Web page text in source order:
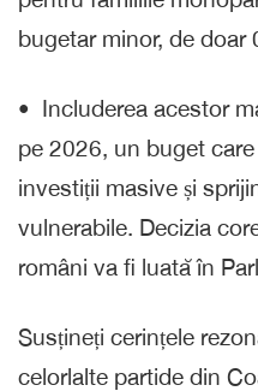
bugetar minor, de doar
•⁠ ⁠Includerea acestor
pe 2026, un buget
investiții masive și
vulnerabile. Decizia
români va fi luată în
Susțineți cerințele
celorlalte partide din